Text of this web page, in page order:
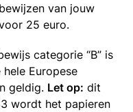
van jouw
25 euro.
categorie “B” is
Europese
geldig. Let op: dit
wordt het papieren